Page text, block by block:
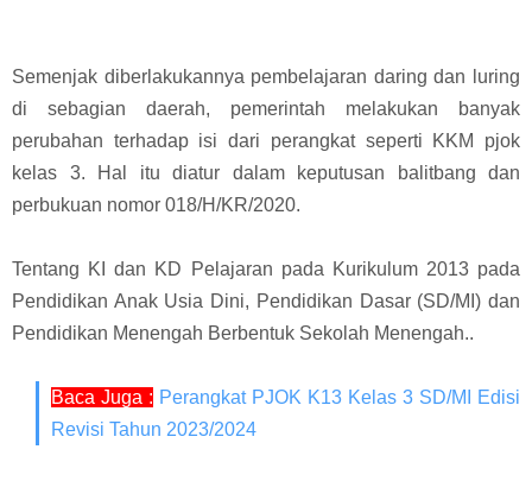
Semenjak diberlakukannya pembelajaran daring dan luring
di sebagian daerah, pemerintah melakukan banyak
perubahan terhadap isi dari perangkat seperti KKM pjok
kelas 3. Hal itu diatur dalam keputusan balitbang dan
perbukuan nomor 018/H/KR/2020.
Tentang KI dan KD Pelajaran pada Kurikulum 2013 pada
Pendidikan Anak Usia Dini, Pendidikan Dasar (SD/MI) dan
Pendidikan Menengah Berbentuk Sekolah Menengah..
Baca Juga : Perangkat PJOK K13 Kelas 3 SD/MI Edisi
Revisi Tahun 2023/2024